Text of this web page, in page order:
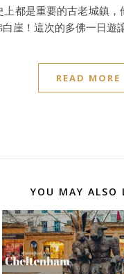
都是重要的古老城鎮
崖！這次的多佛一日遊
READ MORE
YOU MAY ALSO